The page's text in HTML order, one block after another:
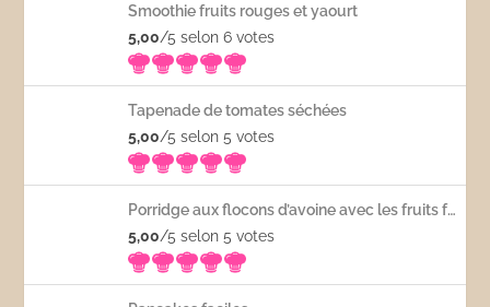
Smoothie fruits rouges et yaourt
5,00/5 selon 6votes
Tapenade de tomates séchées
5,00/5 selon 5votes
Porridge aux flocons d’avoine avec les fruits frais
5,00/5 selon 5votes